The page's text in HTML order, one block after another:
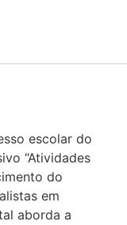
escolar do
“Atividades
do
em
aborda a